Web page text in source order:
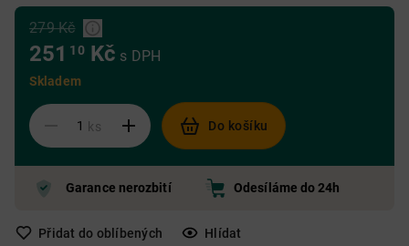
279 Kč
251 10Kč s DPH
Skladem
ks Do košíku
Garance nerozbití Odesíláme do 24h
Přidat do oblíbených Hlídat